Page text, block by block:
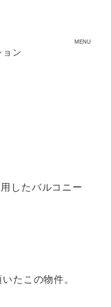
ン
MENU
復計画
したバルコニー
たこの物件。